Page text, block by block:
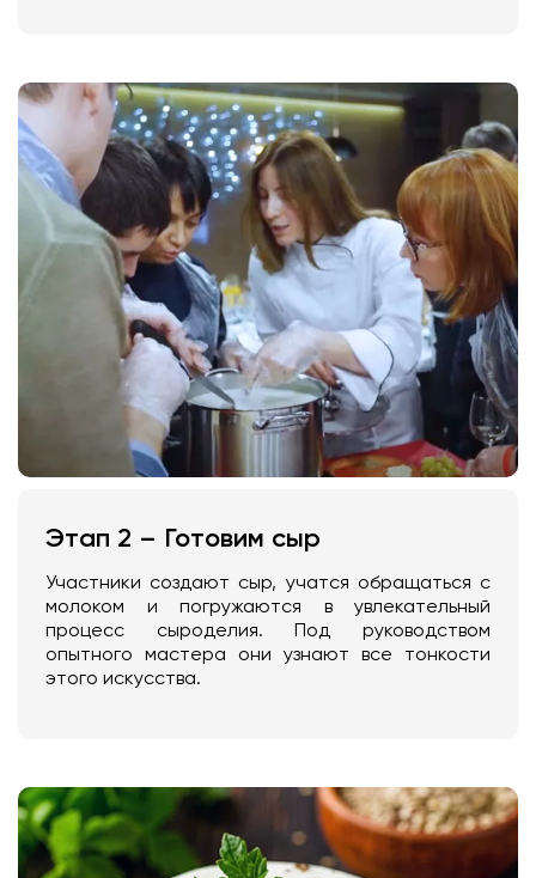
Этап 2 – Готовим сыр
Участники создают сыр, учатся обращаться с
молоком и погружаются в увлекательный
процесс сыроделия. Под руководством
опытного мастера они узнают все тонкости
этого искусства.